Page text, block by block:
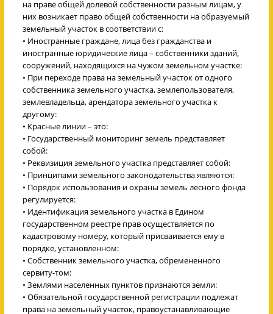
на праве общей долевой собственности разным лицам, у
них возникает право общей собственности на образуемый
земельный участок в соответствии с:
• Иностранные граждане, лица без гражданства и
иностранные юридические лица – собственники зданий,
сооружений, находящихся на чужом земельном участке:
• При переходе права на земельный участок от одного
собственника земельного участка, землепользователя,
землевладельца, арендатора земельного участка к
другому:
• Красные линии – это:
• Государственный мониторинг земель представляет
собой:
• Реквизиция земельного участка представляет собой:
• Принципами земельного законодательства являются:
• Порядок использования и охраны земель лесного фонда
регулируется:
• Идентификация земельного участка в Едином
государственном реестре прав осуществляется по
кадастровому номеру, который присваивается ему в
порядке, установленном:
• Собственник земельного участка, обремененного
сервиту-том:
• Землями населенных пунктов признаются земли:
• Обязательной государственной регистрации подлежат
права на земельный участок, правоустанавливающие